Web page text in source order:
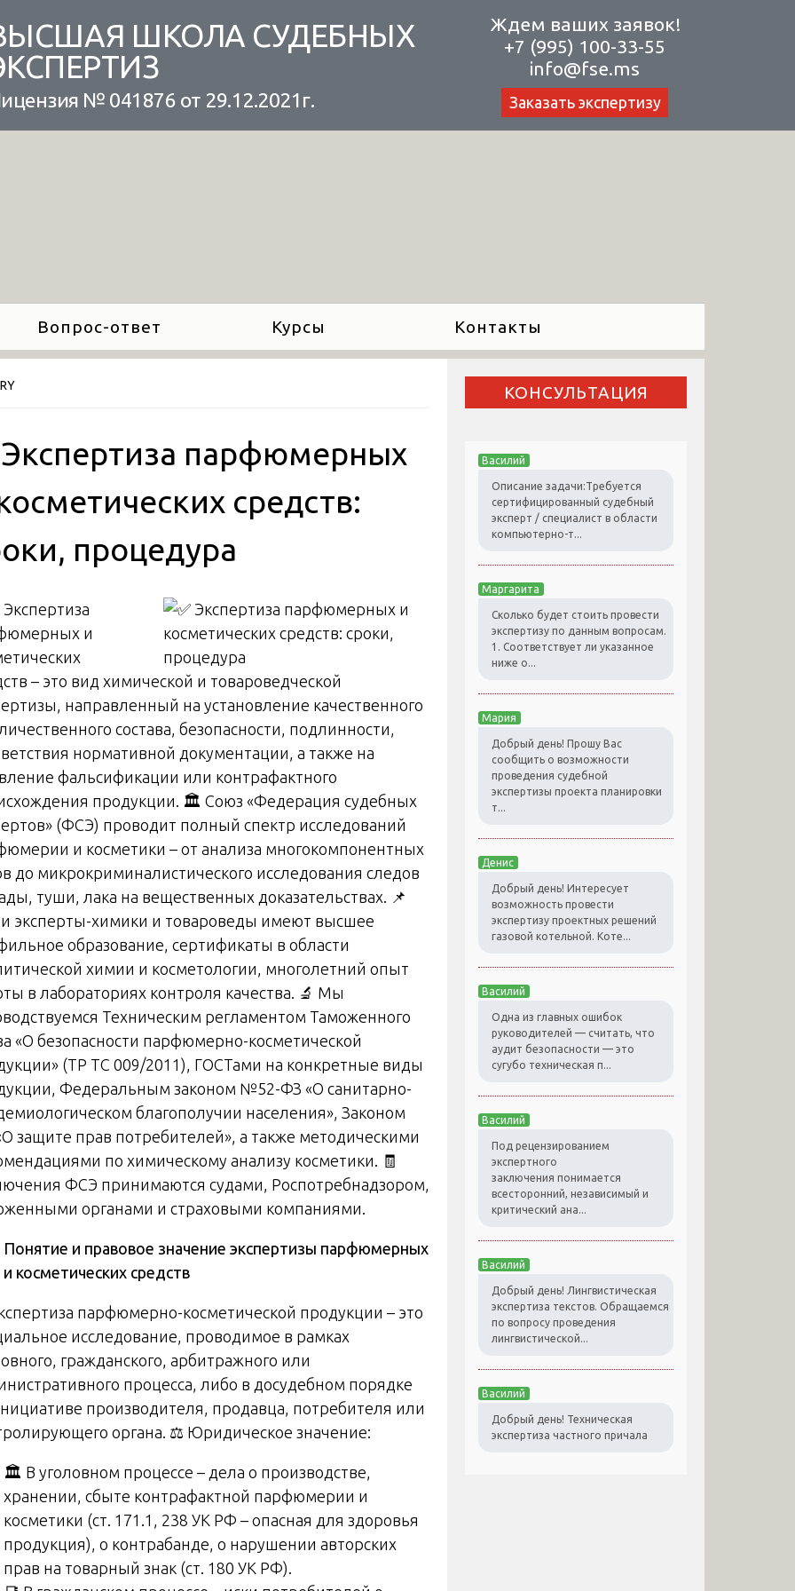
ШКОЛА СУДЕБНЫХ
№ 041876 от 29.12.2021г.
Ждем ваших заявок!
+7 (995) 100-33-55
info@fse.ms
Заказать экспертизу
Вопрос-ответ Курсы Контакты
Экспертиза парфюмерных
средств:
процедура
и
– это вид химической и товароведческой
направленный на установление качественного
состава, безопасности, подлинности,
нормативной документации, а также на
фальсификации или контрафактного
продукции. 🏛️ Союз «Федерация судебных
(ФСЭ) проводит полный спектр исследований
и косметики – от анализа многокомпонентных
до микрокриминалистического исследования следов
туши, лака на вещественных доказательствах. 📌
эксперты-химики и товароведы имеют высшее
образование, сертификаты в области
химии и косметологии, многолетний опыт
в лабораториях контроля качества. 🔬 Мы
Техническим регламентом Таможенного
«О безопасности парфюмерно-косметической
(ТР ТС 009/2011), ГОСТами на конкретные виды
Федеральным законом №52-ФЗ «О санитарно-
благополучии населения», Законом
защите прав потребителей», а также методическими
по химическому анализу косметики. 🧾
ФСЭ принимаются судами, Роспотребнадзором,
органами и страховыми компаниями.
Понятие и правовое значение экспертизы парфюмерных
и косметических средств
парфюмерно-косметической продукции – это
исследование, проводимое в рамках
гражданского, арбитражного или
процесса, либо в досудебном порядке
производителя, продавца, потребителя или
органа. ⚖️ Юридическое значение:
🏛️ В уголовном процессе – дела о производстве,
хранении, сбыте контрафактной парфюмерии и
косметики (ст. 171.1, 238 УК РФ – опасная для здоровья
продукция), о контрабанде, о нарушении авторских
прав на товарный знак (ст. 180 УК РФ).
КОНСУЛЬТАЦИЯ
Василий
Описание задачи:Требуется
сертифицированный судебный
эксперт / специалист в области
компьютерно-т...
Маргарита
Сколько будет стоить провести
экспертизу по данным вопросам.
1. Соответствует ли указанное
ниже о...
Мария
Добрый день! Прошу Вас
сообщить о возможности
проведения судебной
экспертизы проекта планировки
т...
Денис
Добрый день! Интересует
возможность провести
экспертизу проектных решений
газовой котельной. Коте...
Василий
Одна из главных ошибок
руководителей — считать, что
аудит безопасности — это
сугубо техническая п...
Василий
Под рецензированием
экспертного
заключения понимается
всесторонний, независимый и
критический ана...
Василий
Добрый день! Лингвистическая
экспертиза текстов. Обращаемся
по вопросу проведения
лингвистической...
Василий
Добрый день! Техническая
экспертиза частного причала